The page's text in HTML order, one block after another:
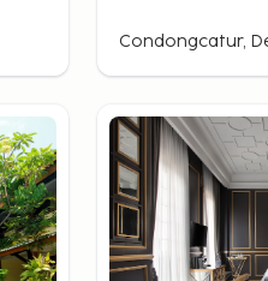
Condongcatur,